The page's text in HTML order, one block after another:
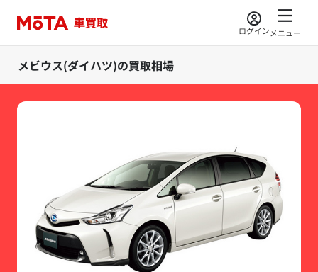
ログインメニュー
メビウス(ダイハツ)の買取相場